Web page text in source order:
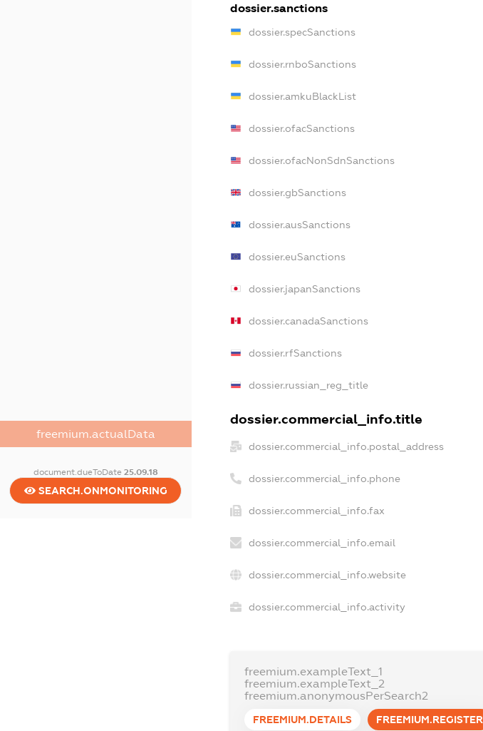
freemium.actualData
document.dueToDate 25.09.18
SEARCH.ONMONITORING
dossier.sanctions
dossier.specSanctions
dossier.rnboSanctions
dossier.amkuBlackList
dossier.ofacSanctions
dossier.ofacNonSdnSanctions
dossier.gbSanctions
dossier.ausSanctions
dossier.euSanctions
dossier.japanSanctions
dossier.canadaSanctions
dossier.rfSanctions
dossier.russian_reg_title
dossier.commercial_info.title
dossier.commercial_info.postal_address
dossier.commercial_info.phone
dossier.commercial_info.fax
dossier.commercial_info.email
dossier.commercial_info.website
dossier.commercial_info.activity
freemium.exampleText_1
freemium.exampleText_2
freemium.anonymousPerSearch2
FREEMIUM.DETAILS FREEMIUM.REGISTER